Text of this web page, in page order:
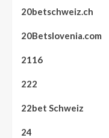
20betschweiz.ch
20Betslovenia.com
2116
222
22bet Schweiz
24